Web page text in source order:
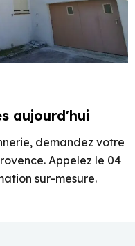
aujourd'hui
demandez votre
Appelez le 04
sur-mesure.